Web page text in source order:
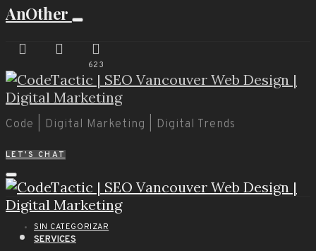
AnOther
623
Code | Digital Marketing | Digital Trends
LET'S CHAT
SERVICES
SIN CATEGORIZAR